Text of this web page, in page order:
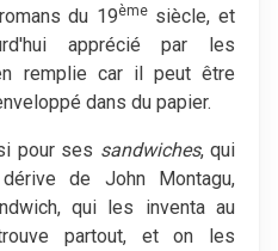
du 19èmesiècle, et
apprécié par les
remplie car il peut être
dans du papier.
pour ses sandwiches, qui
de John Montagu,
qui les inventa au
partout, et on les